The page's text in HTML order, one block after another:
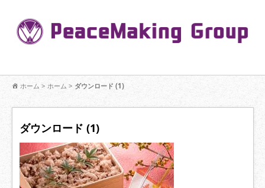
【公式】PeaceMaking Groupはお客様には一対一で向き合い、ご家族
を意図したコミュニケーションを大切にし【家族の絆】に寄り添いま
ホーム > ホーム > ダウンロード (1)
ダウンロード (1)